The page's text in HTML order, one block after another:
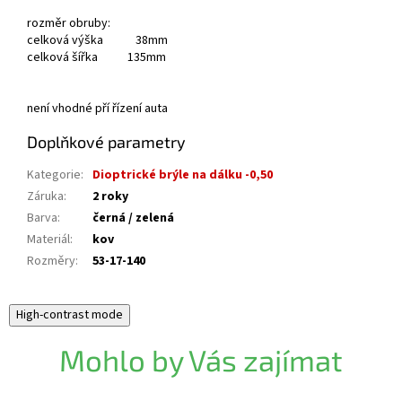
rozměr obruby:
celková výška 38mm
celková šířka 135mm
není vhodné pří řízení auta
Doplňkové parametry
Kategorie: Dioptrické brýle na dálku -0,50
Záruka:
2 roky
Barva:
černá / zelená
Materiál:
kov
Rozměry: 53-17-140
High-contrast mode
Mohlo by Vás zajímat